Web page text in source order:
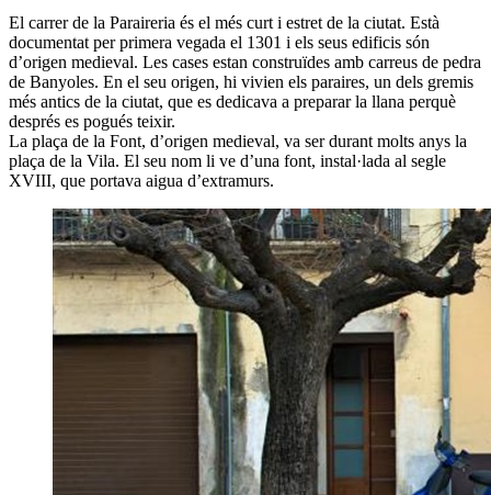
El carrer de la Paraireria és el més curt i estret de la ciutat. Està
documentat per primera vegada el 1301 i els seus edificis són
d’origen medieval. Les cases estan construïdes amb carreus de pedra
de Banyoles. En el seu origen, hi vivien els paraires, un dels gremis
més antics de la ciutat, que es dedicava a preparar la llana perquè
després es pogués teixir.
La plaça de la Font, d’origen medieval, va ser durant molts anys la
plaça de la Vila. El seu nom li ve d’una font, instal·lada al segle
XVIII, que portava aigua d’extramurs.